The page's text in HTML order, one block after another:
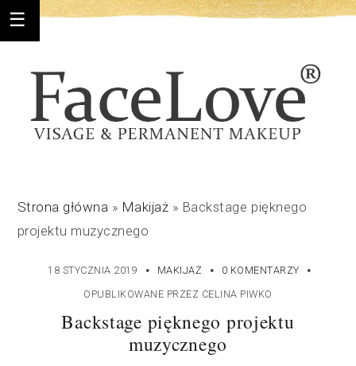
Strona główna » Makijaż » Backstage pięknego
projektu muzycznego
18 STYCZNIA 2019 · MAKIJAŻ · 0 KOMENTARZY ·
OPUBLIKOWANE PRZEZ CELINA PIWKO
Backstage pięknego projektu
muzycznego